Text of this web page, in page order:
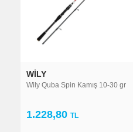
WILY
Wily Quba Spin Kamış 10-30 gr
1.228,80TL